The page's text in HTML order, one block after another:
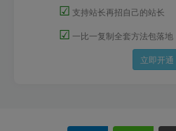
☑ 支持站长再招自己的站长
☑ 一比一复制全套方法包落地
立即开通